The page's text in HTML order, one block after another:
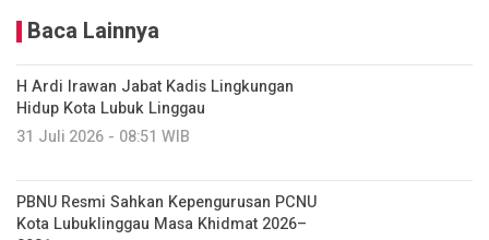
Baca Lainnya
H Ardi Irawan Jabat Kadis Lingkungan
Hidup Kota Lubuk Linggau
31 Juli 2026 - 08:51 WIB
PBNU Resmi Sahkan Kepengurusan PCNU
Kota Lubuklinggau Masa Khidmat 2026–